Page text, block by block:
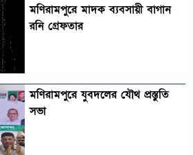
মণিরামপুরে মাদক ব্যবসায়ী বাগান
রনি গ্রেফতার
মণিরামপুরে যুবদলের যৌথ প্রস্তুতি
সভা